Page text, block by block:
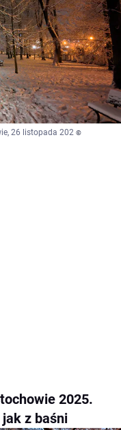
26 listopada 202 ©
2025.
z baśni